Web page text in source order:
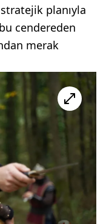
planıyla
cendereden
merak